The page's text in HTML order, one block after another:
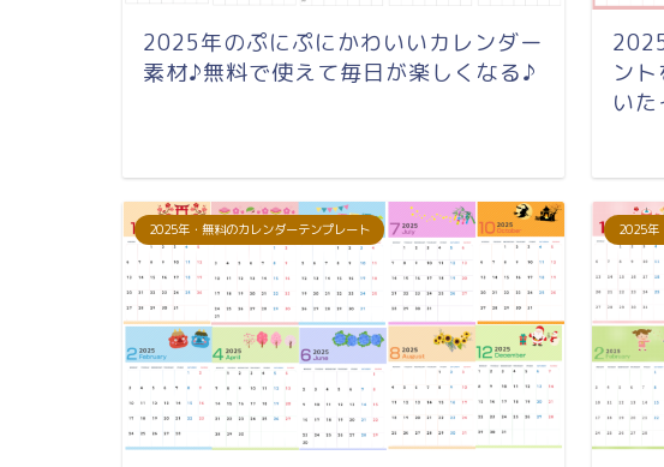
2025年のぷにぷにかわいいカレンダー
素材♪無料で使えて毎日が楽しくなる♪
ン
い
2025年・無料のカレンダーテンプレート 2025年